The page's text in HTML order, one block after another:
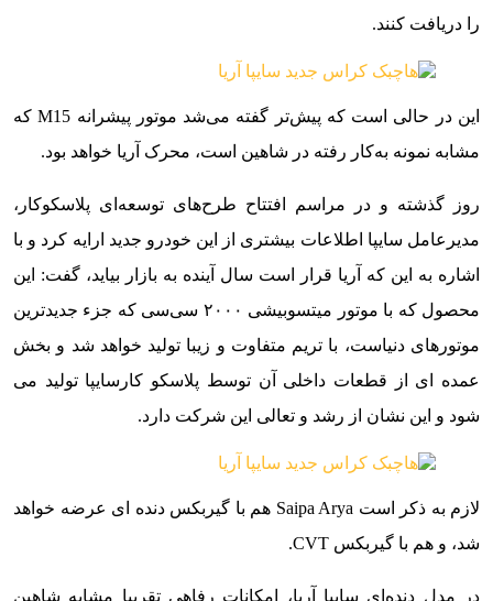
را دریافت کنند.
این در حالی است که پیش‌تر گفته می‌شد موتور پیشرانه M15 که
مشابه نمونه به‌کار رفته در شاهین است، محرک آریا خواهد بود.
روز گذشته و در مراسم افتتاح طرح‌های توسعه‌ای پلاسکوکار،
مدیرعامل سایپا اطلاعات بیشتری از این خودرو جدید ارایه کرد و با
اشاره به این که آریا قرار است سال آینده به بازار بیاید، گفت: این
محصول که با موتور میتسوبیشی ۲۰۰۰ سی‌سی که جزء جدیدترین
موتورهای دنیاست، با تریم متفاوت و زیبا تولید خواهد شد و بخش
عمده ای از قطعات داخلی آن توسط پلاسکو کارسایپا تولید می
شود و این نشان از رشد و تعالی این شرکت دارد.
لازم به ذکر است Saipa Arya هم با گیربکس دنده ای عرضه خواهد
شد، و هم با گیربکس CVT.
در مدل دنده‌ای سایپا آریا، امکانات رفاهی تقریبا مشابه شاهین